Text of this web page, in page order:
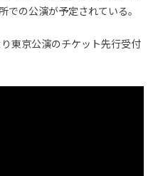
での公演が予定されている。
東京公演のチケット先行受付